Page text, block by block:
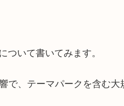
ついて書いてみます。
で、テーマパークを含む